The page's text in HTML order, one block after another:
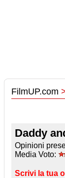
FilmUP.com
Daddy
Opinioni
Media Voto:
Scrivi la tua